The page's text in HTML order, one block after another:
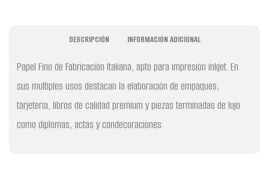
DESCRIPCIÓN INFORMACIÓN ADICIONAL
Papel Fino de Fabricación Italiana, apto para impresión inkjet. En
sus multiples usos destacan la elaboración de empaques,
tarjeteria, libros de calidad premium y piezas terminadas de lujo
como diplomas, actas y condecoraciones.